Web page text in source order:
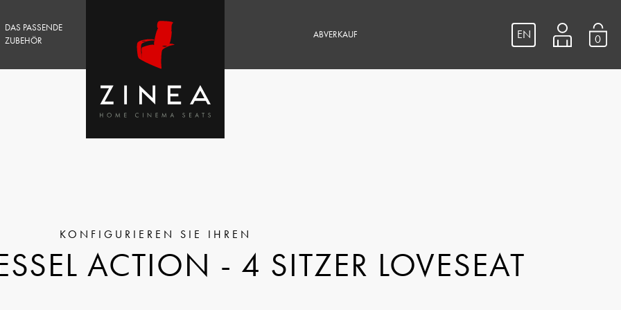
ACTION - 4 SITZER LOVESEAT
DAS PASSENDE
ZUBEHÖR
ABVERKAUF EN 0